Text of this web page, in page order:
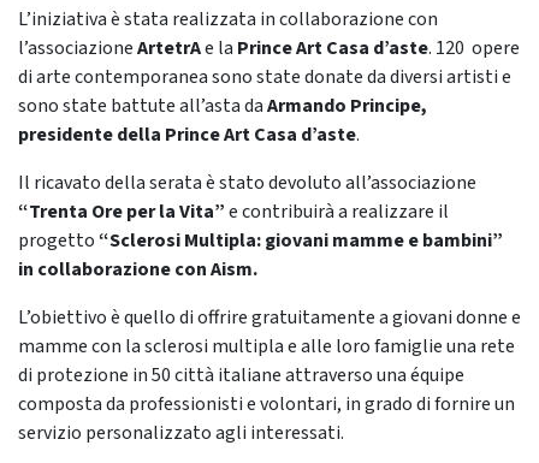
L’iniziativa è stata realizzata in collaborazione con
l’associazioneArtetrAe la Prince Art Casa d’aste. 120 opere
di arte contemporanea sono state donate da diversi artisti e
sono state battute all’asta daArmando Principe,
presidente della Prince Art Casa d’aste.
Il ricavato della serata è stato devoluto all’associazione
“Trenta Ore per la Vita”e contribuirà a realizzare il
progetto“Sclerosi Multipla: giovani mamme e bambini”
in collaborazione con Aism.
L’obiettivo è quello di offrire gratuitamente a giovani donne e
mamme con la sclerosi multipla e alle loro famiglie una rete
di protezione in 50 città italiane attraverso una équipe
composta da professionisti e volontari, in grado di fornire un
servizio personalizzato agli interessati.